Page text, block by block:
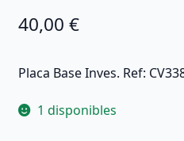
40,00 €
Placa Base Inves. Ref:
1 disponibles